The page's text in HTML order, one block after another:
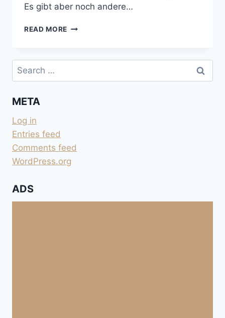
Es gibt aber noch andere…
READ MORE STEIFE
DUMPFES
IN
Search
for:
META
Log in
Entries feed
Comments feed
WordPress.org
ADS